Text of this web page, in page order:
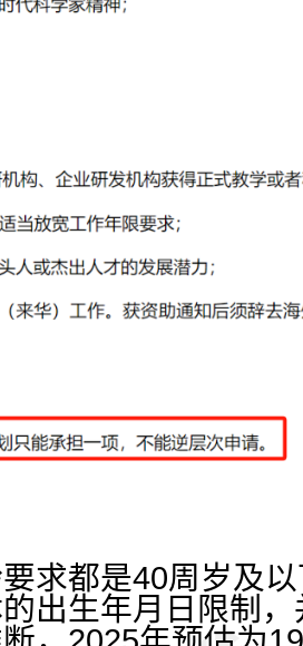
求都是40周岁及
出生年月日限制，